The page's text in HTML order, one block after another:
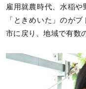
雇用就農時代、水稲
「ときめいた」のが
市に戻り、地域で有数